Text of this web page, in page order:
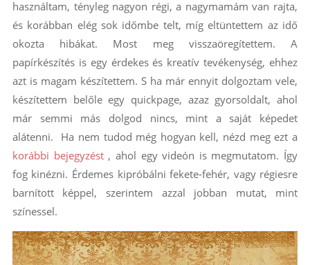
használtam, tényleg nagyon régi, a nagymamám van rajta,
és korábban elég sok időmbe telt, míg eltüntettem az idő
okozta hibákat. Most meg visszaöregítettem. A
papírkészítés is egy érdekes és kreatív tevékenység, ehhez
azt is magam készítettem. S ha már ennyit dolgoztam vele,
készítettem belőle egy quickpage, azaz gyorsoldalt, ahol
már semmi más dolgod nincs, mint a saját képedet
alátenni. Ha nem tudod még hogyan kell, nézd meg ezt a
korábbi bejegyzést, ahol egy videón is megmutatom. Így
fog kinézni. Érdemes kipróbálni fekete-fehér, vagy régiesre
barnított képpel, szerintem azzal jobban mutat, mint
színessel.